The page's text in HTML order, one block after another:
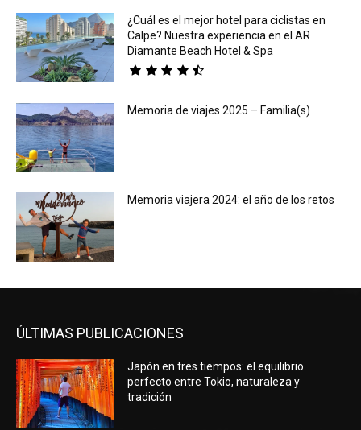
¿Cuál es el mejor hotel para ciclistas en
Calpe? Nuestra experiencia en el AR
Diamante Beach Hotel & Spa
Memoria de viajes 2025 – Familia(s)
Memoria viajera 2024: el año de los retos
ÚLTIMAS PUBLICACIONES
Japón en tres tiempos: el equilibrio
perfecto entre Tokio, naturaleza y
tradición